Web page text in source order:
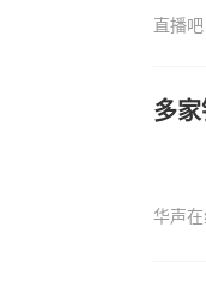
直播吧
多
华声